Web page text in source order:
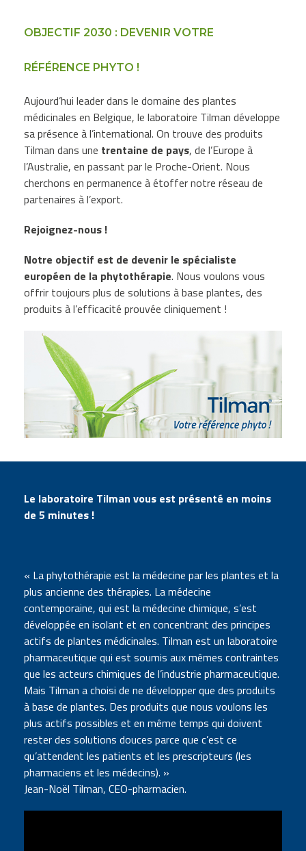
OBJECTIF 2030 : DEVENIR VOTRE
RÉFÉRENCE PHYTO !
Aujourd’hui leader dans le domaine des plantes
médicinales en Belgique, le laboratoire Tilman développe
sa présence à l’international. On trouve des produits
Tilman dans une trentaine de pays, de l’Europe à
l’Australie, en passant par le Proche-Orient. Nous
cherchons en permanence à étoffer notre réseau de
partenaires à l’export.
Rejoignez-nous !
Notre objectif est de devenir le spécialiste
européen de la phytothérapie. Nous voulons vous
offrir toujours plus de solutions à base plantes, des
produits à l’efficacité prouvée cliniquement !
Le laboratoire Tilman vous est présenté en moins
de 5 minutes !
« La phytothérapie est la médecine par les plantes et la
plus ancienne des thérapies. La médecine
contemporaine, qui est la médecine chimique, s’est
développée en isolant et en concentrant des principes
actifs de plantes médicinales. Tilman est un laboratoire
pharmaceutique qui est soumis aux mêmes contraintes
que les acteurs chimiques de l’industrie pharmaceutique.
Mais Tilman a choisi de ne développer que des produits
à base de plantes. Des produits que nous voulons les
plus actifs possibles et en même temps qui doivent
rester des solutions douces parce que c’est ce
qu’attendent les patients et les prescripteurs (les
pharmaciens et les médecins). »
Jean-Noël Tilman, CEO-pharmacien.